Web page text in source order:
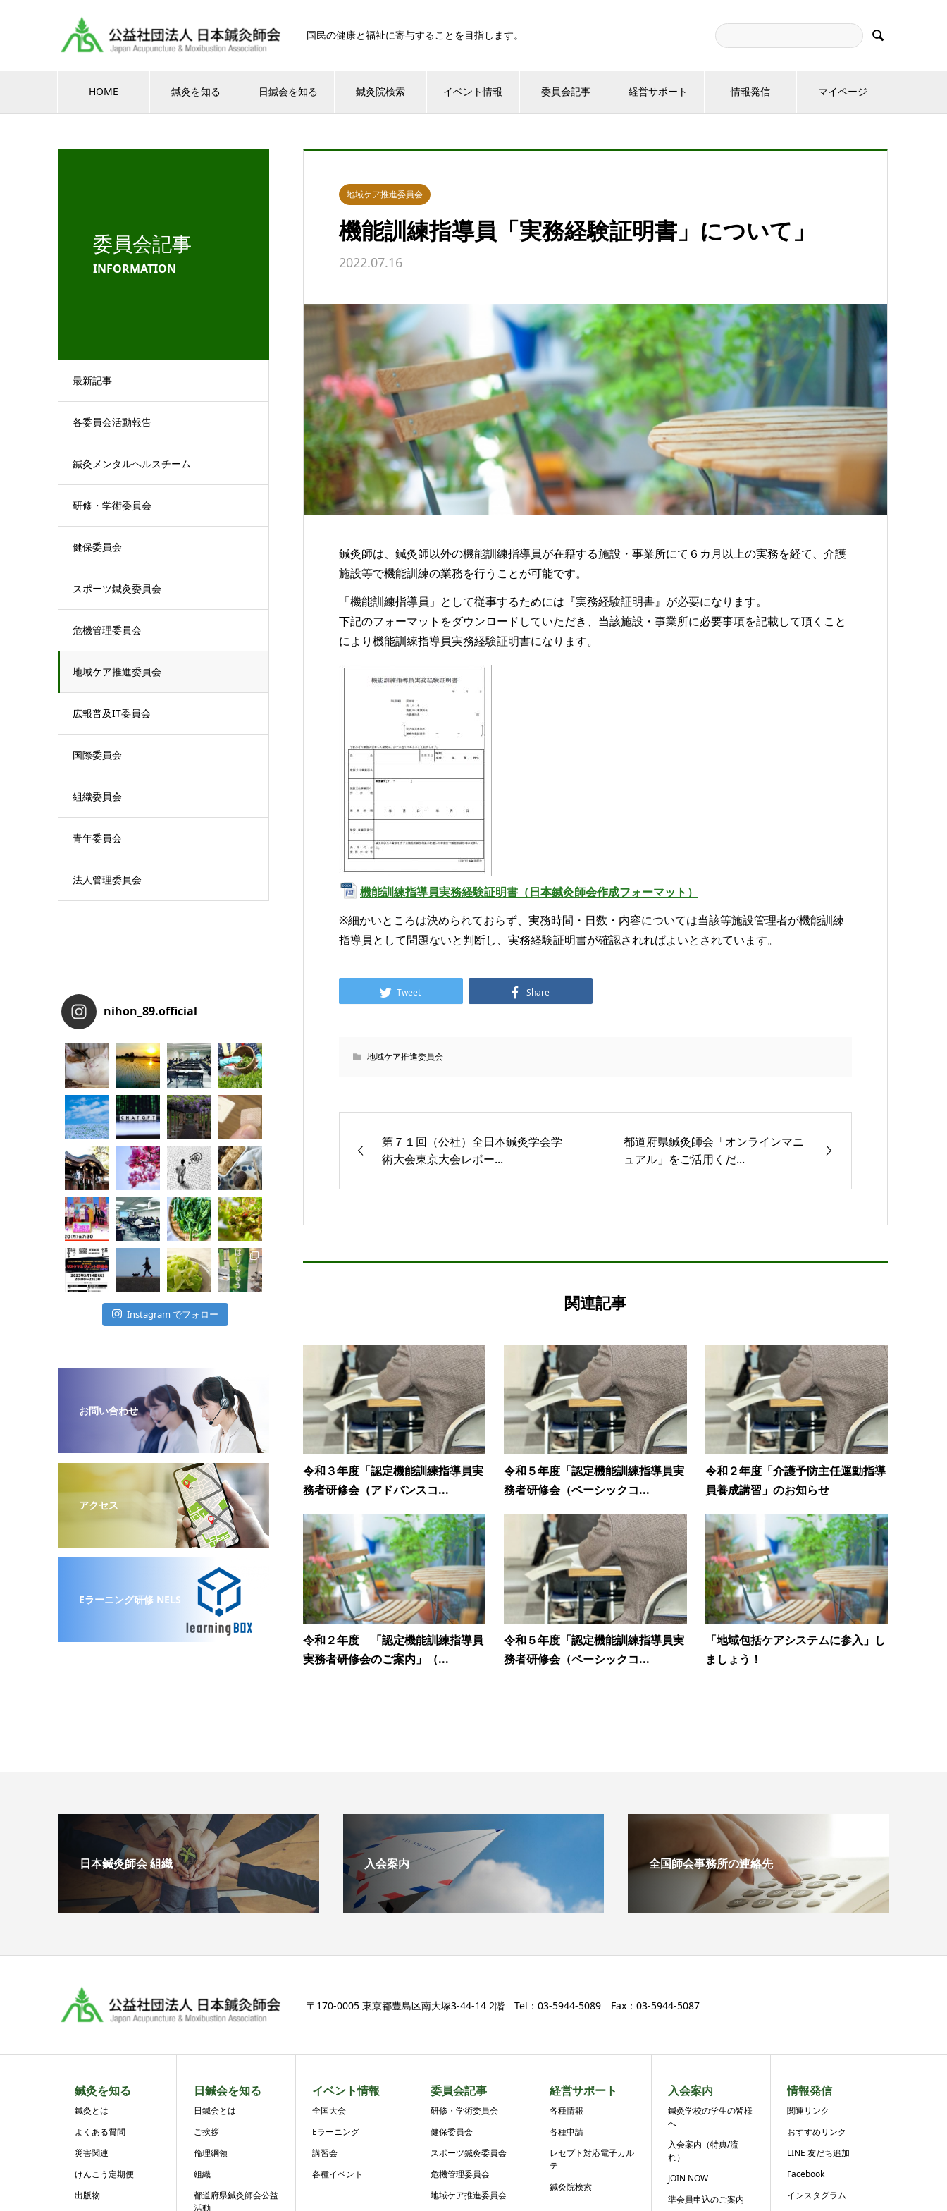
国民の健康と福祉に寄与することを目指します。 
HOME 鍼灸を知る 日鍼会を知る 鍼灸院検索 イベント情報 委員会記事 経営サポート 情報発信 マイページ
委員会記事
INFORMATION
最新記事
各委員会活動報告
鍼灸メンタルヘルスチーム
研修・学術委員会
健保委員会
スポーツ鍼灸委員会
危機管理委員会
地域ケア推進委員会
広報普及IT委員会
国際委員会
組織委員会
青年委員会
法人管理委員会
地域ケア推進委員会
機能訓練指導員「実務経験証明書」について」
2022.07.16
鍼灸師は、鍼灸師以外の機能訓練指導員が在籍する施設・事業所にて６カ月以上の実務を経て、介護
施設等で機能訓練の業務を行うことが可能です。
「機能訓練指導員」として従事するためには『実務経験証明書』が必要になります。
下記のフォーマットをダウンロードしていただき、当該施設・事業所に必要事項を記載して頂くこと
により機能訓練指導員実務経験証明書になります。
機能訓練指導員実務経験証明書（日本鍼灸師会作成フォーマット）
※細かいところは決められておらず、実務時間・日数・内容については当該等施設管理者が機能訓練
指導員として問題ないと判断し、実務経験証明書が確認されればよいとされています。
Tweet Share
地域ケア推進委員会
第７１回（公社）全日本鍼灸学会学
術大会東京大会レポー...
都道府県鍼灸師会「オンラインマニ
ュアル」をご活用くだ...
関連記事
令和３年度「認定機能訓練指導員実
務者研修会（アドバンスコ...
令和５年度「認定機能訓練指導員実
務者研修会（ベーシックコ...
令和２年度「介護予防主任運動指導
員養成講習」のお知らせ
令和２年度 「認定機能訓練指導員
実務者研修会のご案内」（...
令和５年度「認定機能訓練指導員実
務者研修会（ベーシックコ...
「地域包括ケアシステムに参入」し
ましょう！
nihon_89.official
Instagram でフォロー
お問い合わせ
アクセス
Eラーニング研修 NELS
日本鍼灸師会 組織 入会案内 全国師会事務所の連絡先
〒170-0005 東京都豊島区南大塚3-44-14 2階 Tel：03-5944-5089 Fax：03-5944-5087
鍼灸を知る
鍼灸とは
よくある質問
災害関連
けんこう定期便
出版物
日鍼会を知る
日鍼会とは
ご挨拶
倫理綱領
組織
都道府県鍼灸師会公益
活動
イベント情報
全国大会
Eラーニング
講習会
各種イベント
委員会記事
研修・学術委員会
健保委員会
スポーツ鍼灸委員会
危機管理委員会
地域ケア推進委員会
経営サポート
各種情報
各種申請
レセプト対応電子カル
テ
鍼灸院検索
入会案内
鍼灸学校の学生の皆様
へ
入会案内（特典/流
れ）
JOIN NOW
準会員申込のご案内
情報発信
関連リンク
おすすめリンク
LINE 友だち追加
Facebook
インスタグラム